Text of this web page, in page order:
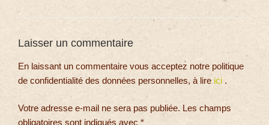
Laisser un commentaire
En laissant un commentaire vous acceptez notre politique
de confidentialité des données personnelles, à lire ici .
Votre adresse e-mail ne sera pas publiée. Les champs
obligatoires sont indiqués avec *